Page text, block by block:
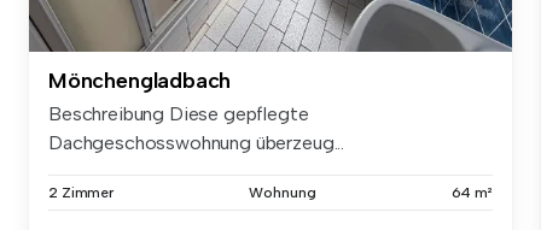
Mönchengladbach
Beschreibung Diese gepflegte
Dachgeschosswohnung überzeug...
2 Zimmer Wohnung 64 m²